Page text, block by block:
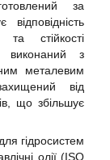
за
стійкості
виконаний з
металевим
від
що збільшує
гідросистем
олії (ISO